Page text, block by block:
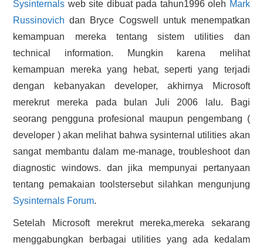
Sysinternals web site dibuat pada tahun1996 oleh Mark
Russinovich dan Bryce Cogswell untuk menempatkan
kemampuan mereka tentang sistem utilities dan
technical information. Mungkin karena melihat
kemampuan mereka yang hebat, seperti yang terjadi
dengan kebanyakan developer, akhirnya Microsoft
merekrut mereka pada bulan Juli 2006 lalu. Bagi
seorang pengguna profesional maupun pengembang (
developer ) akan melihat bahwa sysinternal utilities akan
sangat membantu dalam me-manage, troubleshoot dan
diagnostic windows. dan jika mempunyai pertanyaan
tentang pemakaian toolstersebut silahkan mengunjung
Sysinternals Forum.
Setelah Microsoft merekrut mereka,mereka sekarang
menggabungkan berbagai utilities yang ada kedalam